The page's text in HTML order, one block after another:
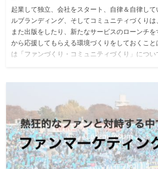
起業して独立、会社をスタート、自律＆自律し
ルブランディング、そしてコミュニティづくりは
また出版をしたり、新たなサービスのローンチを
から応援してもらえる環境づくりをしておくこと
は「ファンづくり・コミュニティづくり」につい